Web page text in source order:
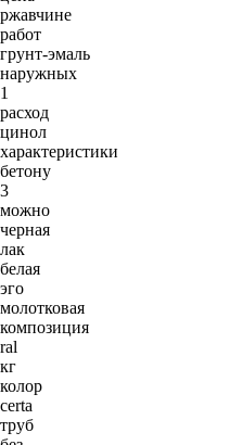
ржавчине
работ
грунт-эмаль
наружных
1
расход
цинол
характеристики
бетону
3
можно
черная
лак
белая
эго
молотковая
композиция
ral
кг
колор
certa
труб